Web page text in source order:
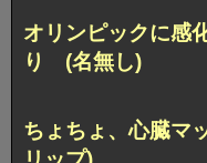
オリンピックに感
り (名無し)
ちょちょ、心臓マ